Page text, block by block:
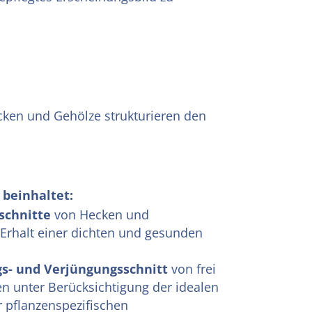
und Gehölze strukturieren den
beinhaltet:
von Hecken und
einer dichten und gesunden
und Verjüngungsschnittvon frei
unter Berücksichtigung der idealen